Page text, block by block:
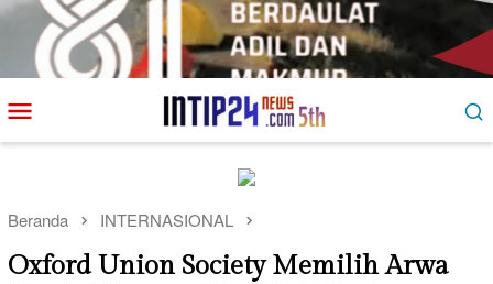
ke
kontenMobile
Beranda INTERNASIONAL
Oxford Union Society Memilih Arwa